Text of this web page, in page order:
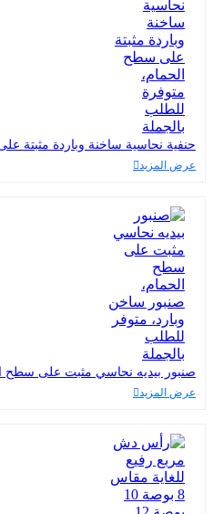
حنفية نحاسية ساخنة وباردة مثبتة
عرض المزيد
صنبور بيديه نحاسي مثبت على سطح
عرض المزيد